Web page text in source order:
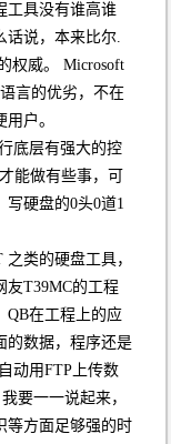
工具没有谁高谁
话说，本来比尔.
权威。 Microsoft
言的优劣，不在
户。
底层有强大的控
能做有些事，可
写硬盘的0头0道1
类的硬盘工具，
友T39MC的工程
QB在工程上的应
的数据，程序还是
动用FTP上传数
要一一说起来，
等方面足够强的时